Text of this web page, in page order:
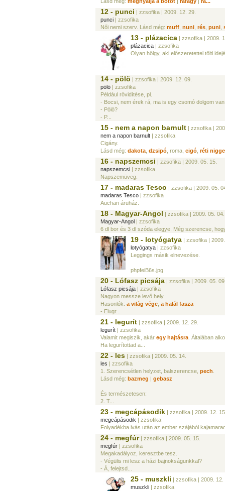
12 - punci | zzsofika | 2009. 12. 29.
punci | zzsofika
Női nemi szerv. Lásd még: muff nuni rés puni
13 - plázacica | zzsofika | 2009.
plázacica | zzsofika
Olyan hölgy, aki előszeretettel tölti
14 - pölö | zzsofika | 2009. 12. 09.
pölö | zzsofika
Például rövidítése, pl.
- Bocsi, nem érek rá, ma is egy csomó dolgom
- Pölö?
- P...
15 - nem a napon barnult | zzsofika |
nem a napon barnult | zzsofika
Cigány.
Lásd még: dakota dzsipó , roma, cigó réti
16 - napszemcsi | zzsofika | 2009. 05. 15.
napszemcsi | zzsofika
Napszemüveg.
17 - madaras Tesco | zzsofika | 2009. 05.
madaras Tesco | zzsofika
Auchan áruház.
18 - Magyar-Angol | zzsofika | 2009. 05. 04.
Magyar-Angol | zzsofika
6 dl bor és 3 dl szóda elegye. Még szerencse,
19 - lotyógatya | zzsofika |
lotyógatya | zzsofika
Leggings másik elnevezése.
phpfeiB6s.jpg
20 - Lófasz picsája | zzsofika | 2009. 05.
Lófasz picsája | zzsofika
Nagyon messze levő hely.
Hasonlók: a világ vége a halál fasza
- Elugr...
21 - legurít | zzsofika | 2009. 12. 29.
legurít | zzsofika
Valamit megiszik, akár egy hajtásra . Általában
Ha legurítottad a...
22 - les | zzsofika | 2009. 05. 14.
les | zzsofika
1. Szerencsétlen helyzet, balszerencse, pech
Lásd még: bazmeg | gebasz
És természetesen:
2. T...
23 - megcápásodik | zzsofika | 2009. 12.
megcápásodik | zzsofika
Folyadékba ivás után az ember szájából
24 - megfúr| zzsofika | 2009. 05. 15.
megfúr | zzsofika
Megakadályoz, keresztbe tesz.
- Végülis mi lesz a házi bajnokságunkkal?
- Á, felejtsd...
25 - muszkli | zzsofika | 2009. 12.
muszkli | zzsofika